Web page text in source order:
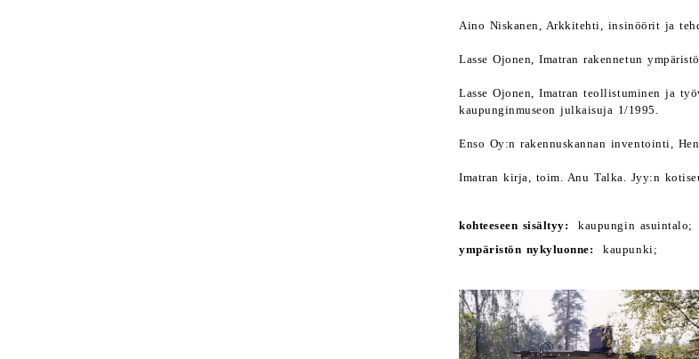
Aino Niskanen, Arkkitehti, insinöörit ja
Lasse Ojonen, Imatran rakennetun
Lasse Ojonen, Imatran teollistuminen ja
kaupunginmuseon julkaisuja 1/1995.
Enso Oy:n rakennuskannan inventointi,
Imatran kirja, toim. Anu Talka. Jyy:n
kohteeseen sisältyy: kaupungin asuintalo;
ympäristön nykyluonne: kaupunki;